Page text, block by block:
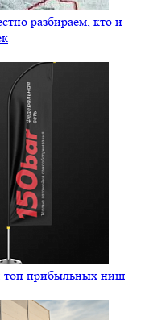
разбираем, кто и
топ прибыльных ниш